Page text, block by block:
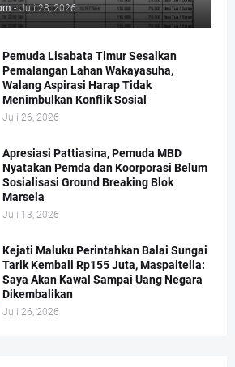
- Juli 28, 2026
Pemuda Lisabata Timur Sesalkan
Pemalangan Lahan Wakayasuha,
Walang Aspirasi Harap Tidak
Menimbulkan Konflik Sosial
Juli 26, 2026
Apresiasi Pattiasina, Pemuda MBD
Nyatakan Pemda dan Koorporasi Belum
Sosialisasi Ground Breaking Blok
Marsela
Juli 13, 2026
Kejati Maluku Perintahkan Balai Sungai
Tarik Kembali Rp155 Juta, Maspaitella:
Saya Akan Kawal Sampai Uang Negara
Dikembalikan
Juli 26, 2026